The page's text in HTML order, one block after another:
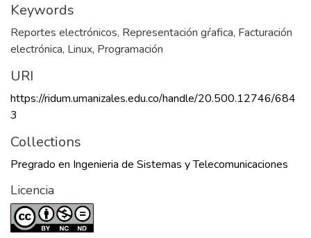
Keywords
Reportes electrónicos, Representación gŕafica, Facturación
electrónica, Linux, Programación
URI
https://ridum.umanizales.edu.co/handle/20.500.12746/684
3
Collections
Pregrado en Ingenieria de Sistemas y Telecomunicaciones
Licencia